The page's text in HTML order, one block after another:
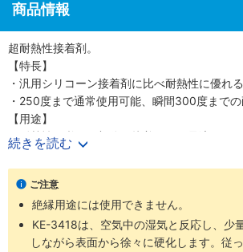
商品情報
超耐熱性接着剤。
【特長】
・汎用シリコーン接着剤に比べ耐熱性に優れる
・250度まで通常使用可能、瞬間300度までの
【用途】
・耐熱性が必要な部分の接着などに最適。
・ボイラー、電子レンジの窓枠、その他高温
ール。
続きを読む
ご注意
絶縁用途には使用できません。
KE-3418は、空気中の湿気と反応し、少
しながら表面から徐々に硬化します。従